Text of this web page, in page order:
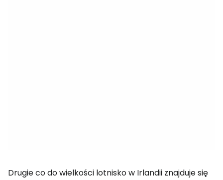
Drugie co do wielkości lotnisko w Irlandii znajduje się